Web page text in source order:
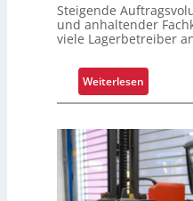
Steigende
und anhaltender
viele Lagerbetreiber
Weiterlesen
W
r
u
m
G